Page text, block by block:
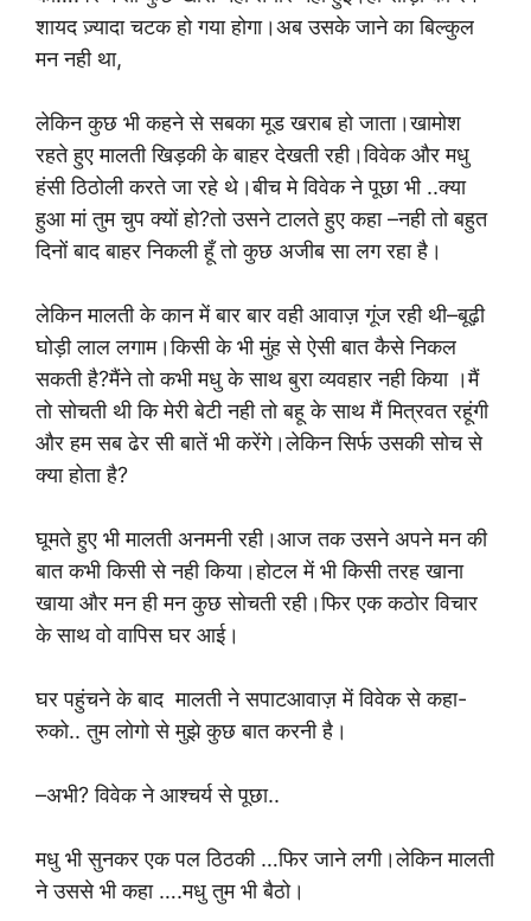
शायद ज़्यादा चटक हो गया होगा।अब उसके जाने का बिल्कुल
मन नही था,
लेकिन कुछ भी कहने से सबका मूड खराब हो जाता।खामोश
रहते हुए मालती खिड़की के बाहर देखती रही।विवेक और मधु
हंसी ठिठोली करते जा रहे थे।बीच मे विवेक ने पूछा भी ..क्या
हुआ मां तुम चुप क्यों हो?तो उसने टालते हुए कहा –नही तो बहुत
दिनों बाद बाहर निकली हूँ तो कुछ अजीब सा लग रहा है।
लेकिन मालती के कान में बार बार वही आवाज़ गूंज रही थी–बूढ़ी
घोड़ी लाल लगाम।किसी के भी मुंह से ऐसी बात कैसे निकल
सकती है?मैंने तो कभी मधु के साथ बुरा व्यवहार नही किया ।मैं
तो सोचती थी कि मेरी बेटी नही तो बहू के साथ मैं मित्रवत रहूंगी
और हम सब ढेर सी बातें भी करेंगे।लेकिन सिर्फ उसकी सोच से
क्या होता है?
घूमते हुए भी मालती अनमनी रही।आज तक उसने अपने मन की
बात कभी किसी से नही किया।होटल में भी किसी तरह खाना
खाया और मन ही मन कुछ सोचती रही।फिर एक कठोर विचार
के साथ वो वापिस घर आई।
घर पहुंचने के बाद मालती ने सपाटआवाज़ में विवेक से कहा-
रुको.. तुम लोगो से मुझे कुछ बात करनी है।
–अभी? विवेक ने आश्चर्य से पूछा..
मधु भी सुनकर एक पल ठिठकी …फिर जाने लगी।लेकिन मालती
ने उससे भी कहा ….मधु तुम भी बैठो।